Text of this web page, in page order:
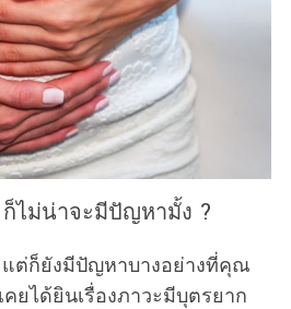
ไม่น่าจะมีปัญหามั้ง ?
ต่ก็ยังมีปัญหาบางอย่างที่คุณ
ยได้ยินเรื่องภาวะมีบุตรยาก